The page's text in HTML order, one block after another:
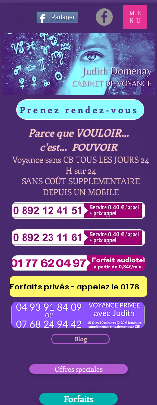
Partager
Prenez rendez-vous
Parce que VOULOIR...
c'est... POUVOIR
Voyance sans CB TOUS LES JOURS 24
H sur 24
SANS COÛT SUPPLEMENTAIRE
DEPUIS UN MOBILE
Blog
Offres speciales
ME
NU
Forfaits
Forfaits privés - appelez le 01 78 41 53 51